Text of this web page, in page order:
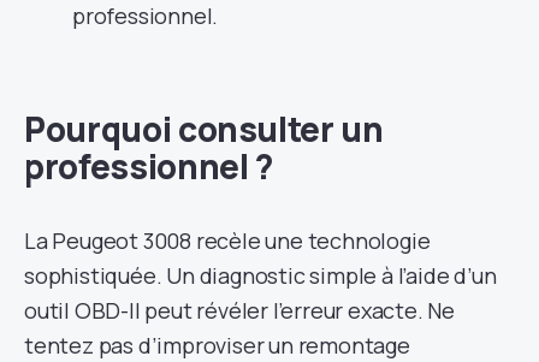
professionnel.
Pourquoi consulter un
professionnel ?
La Peugeot 3008 recèle une technologie
sophistiquée. Un diagnostic simple à l’aide d’un
outil OBD-II peut révéler l’erreur exacte. Ne
tentez pas d’improviser un remontage